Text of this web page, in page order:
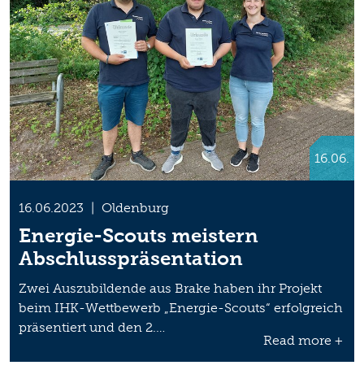
16.06.
16.06.2023 | Oldenburg
Energie-Scouts meistern
Abschlusspräsentation
Zwei Auszubildende aus Brake haben ihr Projekt
beim IHK-Wettbewerb „Energie-Scouts“ erfolgreich
präsentiert und den 2.…
Read more +